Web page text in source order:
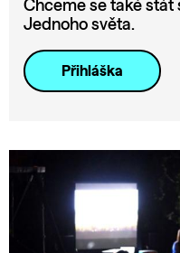
Chceme se také stát
Jednoho světa.
Přihláška